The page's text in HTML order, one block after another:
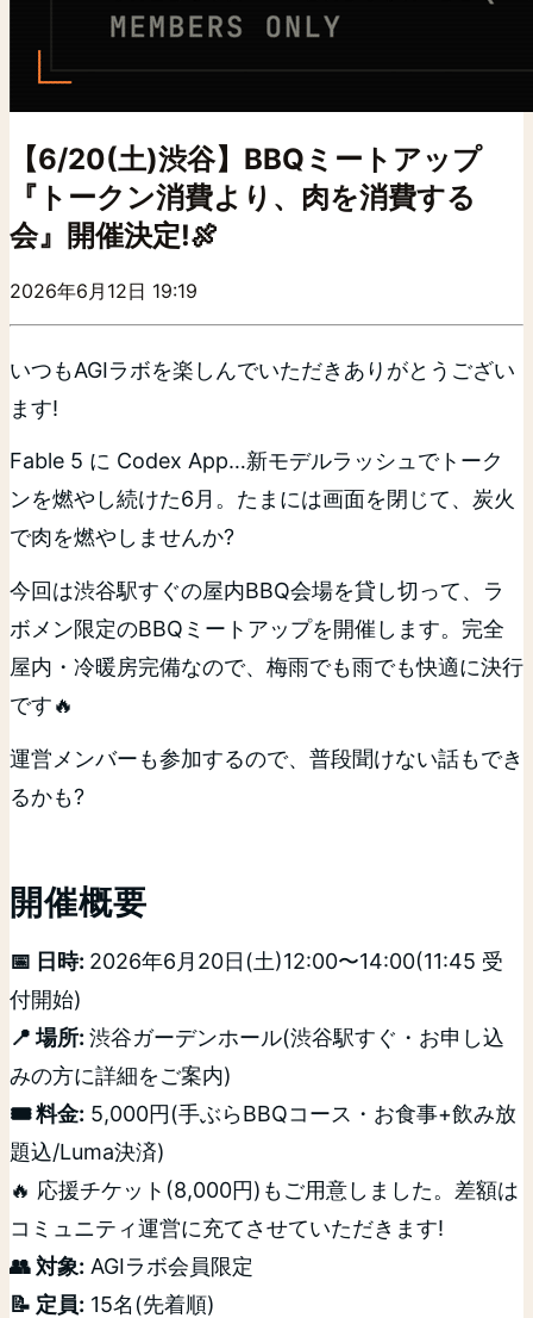
【6/20(土)渋谷】BBQミートアップ
『トークン消費より、肉を消費する
会』開催決定!🍖
2026年6月12日 19:19
いつもAGIラボを楽しんでいただきありがとうござい
ます!
Fable 5 に Codex App…新モデルラッシュでトーク
ンを燃やし続けた6月。たまには画面を閉じて、炭火
で肉を燃やしませんか?
今回は渋谷駅すぐの屋内BBQ会場を貸し切って、ラ
ボメン限定のBBQミートアップを開催します。完全
屋内・冷暖房完備なので、梅雨でも雨でも快適に決行
です🔥
運営メンバーも参加するので、普段聞けない話もでき
るかも?
開催概要
📅 日時: 2026年6月20日(土)12:00〜14:00(11:45 受
付開始)
📍 場所: 渋谷ガーデンホール(渋谷駅すぐ・お申し込
みの方に詳細をご案内)
🎟️ 料金: 5,000円(手ぶらBBQコース・お食事+飲み放
題込/Luma決済)
🔥 応援チケット(8,000円)もご用意しました。差額は
コミュニティ運営に充てさせていただきます!
👥 対象: AGIラボ会員限定
📝 定員: 15名(先着順)